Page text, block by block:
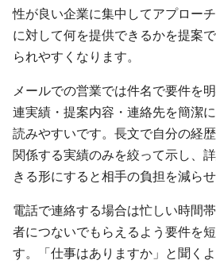
性が良い企業に集中してアプロー
に対して何を提供できるかを提案
られやすくなります。
メールでの営業では件名で要件を
連実績・提案内容・連絡先を簡潔
読みやすいです。長文で自分の経
関係する実績のみを絞って示し、
きる形にすると相手の負担を減らせ
電話で連絡する場合は忙しい時間
者につないでもらえるよう要件を
す。「仕事はありますか」と聞く